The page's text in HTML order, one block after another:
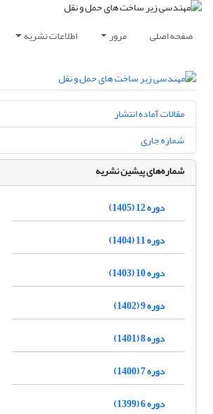
صفحه اصلی مرور اطلاعات نشریه
مقالات آماده انتشار
شماره جاری
شماره‌های پیشین نشریه
دوره 12 (1405)
دوره 11 (1404)
دوره 10 (1403)
دوره 9 (1402)
دوره 8 (1401)
دوره 7 (1400)
دوره 6 (1399)